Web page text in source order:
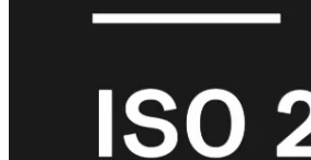
Fi
30G FortiWiFi
31G FortiWiFi
40FFortiWiFi